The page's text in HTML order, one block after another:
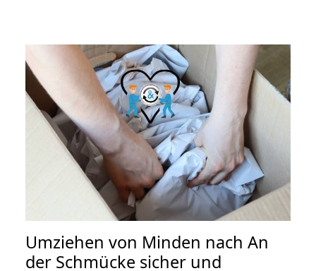
Umziehen von Minden nach An
der Schmücke sicher und